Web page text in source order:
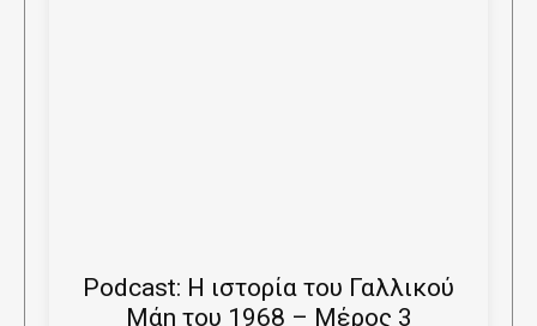
Podcast: Η ιστορία του Γαλλικού
Μάη του 1968 – Μέρος 3